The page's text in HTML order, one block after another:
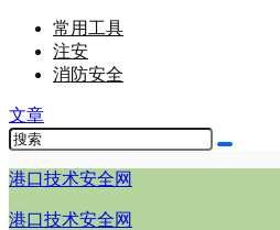
常用工具
注安
消防安全
文章
港口技术安全网
港口技术安全网